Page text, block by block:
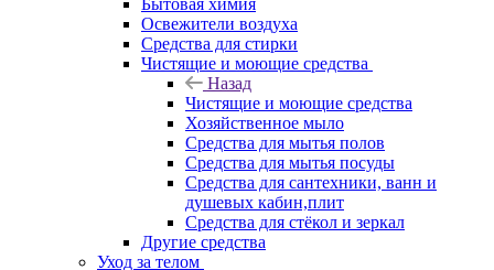
Бытовая химия
Освежители воздуха
Средства для стирки
Чистящие и моющие средства
Назад
Чистящие и моющие средства
Хозяйственное мыло
Средства для мытья полов
Средства для мытья посуды
Средства для сантехники, ванн и
душевых кабин,плит
Средства для стёкол и зеркал
Другие средства
Уход за телом